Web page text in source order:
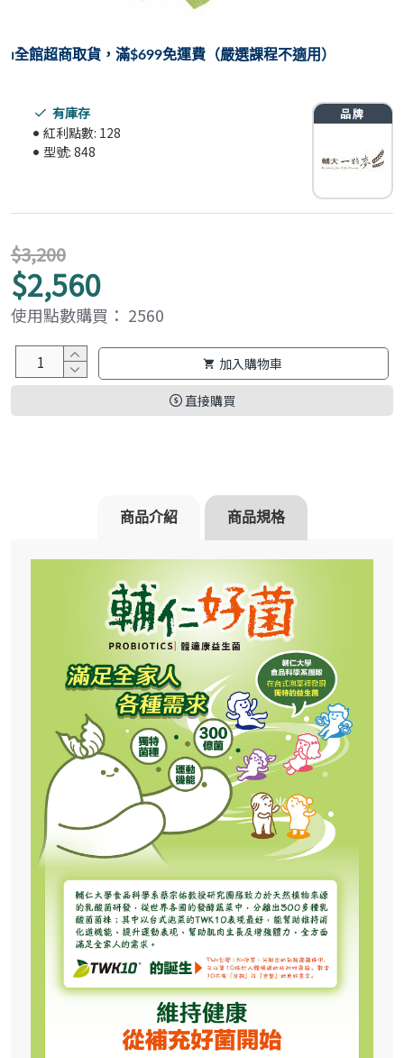
⏐全館超商取貨，滿$699免運費（嚴選課程不適用）
有庫存
紅利點數: 128
型號: 848
$2,560
$3,200
使用點數購買： 2560
加入購物車
直接購買
商品介紹 商品規格